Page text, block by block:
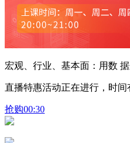
宏观、行业、基本面：用数 据
直播特惠活动正在进行，时
抢购00:30